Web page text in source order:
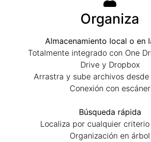
Organiza
Almacenamiento local o en
Totalmente integrado con One
Drive y Dropbox
Arrastra y sube archivos
Conexión con escáner
Búsqueda rápida
Localiza por cualquier
Organización en árbol